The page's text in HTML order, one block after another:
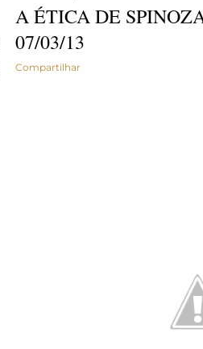
A ÉTICA DE
07/03/13
Compartilhar